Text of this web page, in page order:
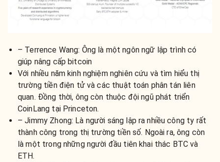
– Terrence Wang: Ông là một ngôn ngữ lập trình có
giúp nâng cấp bitcoin
Với nhiều năm kinh nghiệm nghiên cứu và tìm hiểu thị
trường tiền điện tử và các thuật toán phân tán liên
quan. Đồng thời, ông còn thuộc đội ngũ phát triển
CoinLang tại Princeton.
– Jimmy Zhong: Là người sáng lập ra nhiều công ty rất
thành công trong thị trường tiền số. Ngoài ra, ông còn
là một trong những người đầu tiên khai thác BTC và
ETH.